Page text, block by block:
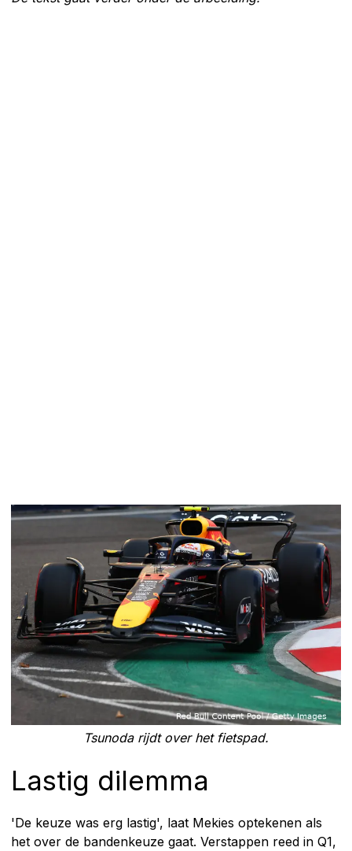
Tsunoda rijdt over het fietspad.
Lastig dilemma
'De keuze was erg lastig', laat Mekies optekenen als
het over de bandenkeuze gaat. Verstappen reed in Q1,